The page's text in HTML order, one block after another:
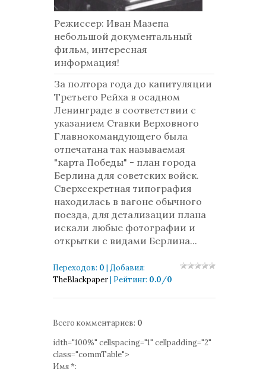
Режиссер: Иван Мазепа
небольшой документальный
фильм, интересная
информация!
За полтора года до капитуляции
Третьего Рейха в осадном
Ленинграде в соответствии с
указанием Ставки Верховного
Главнокомандующего была
отпечатана так называемая
"карта Победы" - план города
Берлина для советских войск.
Сверхсекретная типография
находилась в вагоне обычного
поезда, для детализации плана
искали любые фотографии и
открытки с видами Берлина...
Переходов: 0 | Добавил:
TheBlackpaper| Рейтинг: 0.0/0
Всего комментариев: 0
idth="100%" cellspacing="1" cellpadding="2"
class="commTable">
Имя *: